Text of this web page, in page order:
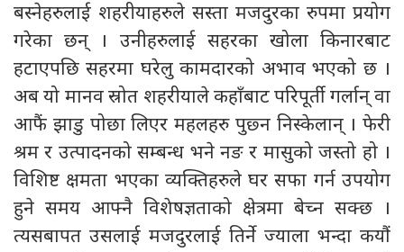
बस्नेहरुलाई शहरीयाहरुले सस्ता मजदुरका रुपमा प्रयोग
गरेका छन् । उनीहरुलाई सहरका खोला किनारबाट
हटाएपछि सहरमा घरेलु कामदारको अभाव भएको छ ।
अब यो मानव स्रोत शहरीयाले कहाँबाट परिपूर्ती गर्लान् वा
आफैं झाडु पोछा लिएर महलहरु पुछ्न निस्केलान् । फेरी
श्रम र उत्पादनको सम्बन्ध भने नङ र मासुको जस्तो हो ।
विशिष्ट क्षमता भएका व्यक्तिहरुले घर सफा गर्न उपयोग
हुने समय आफ्नै विशेषज्ञताको क्षेत्रमा बेच्न सक्छ ।
त्यसबापत उसलाई मजदुरलाई तिर्ने ज्याला भन्दा कयौं